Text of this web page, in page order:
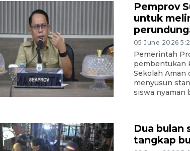
Pemprov
untuk
05 June 2026
Pemerintah
pembentukan
Sekolah Aman
menyusun
siswa nyaman
Dua bulan
tangkap